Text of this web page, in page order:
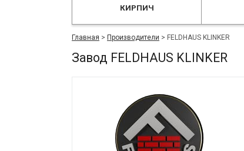
КИРПИЧ
Главная > Производители > FELDHAUS KLINKER
Завод FELDHAUS KLINKER